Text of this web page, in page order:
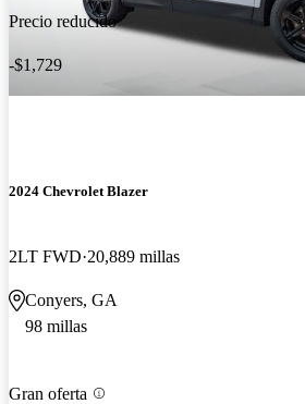
Precio reducido
-$1,729
2024 Chevrolet Blazer
2LT FWD 20,889 millas
Conyers, GA
98 millas
Gran oferta